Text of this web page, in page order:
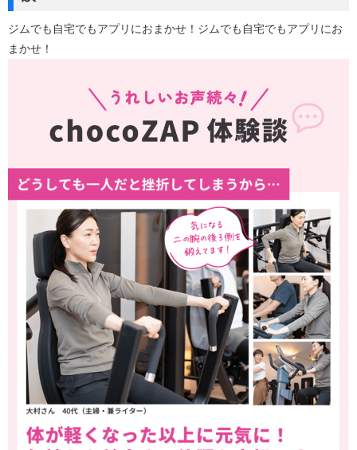
ジムでも自宅でもアプリにおまかせ！ジムでも自宅でもアプリにお
まかせ！